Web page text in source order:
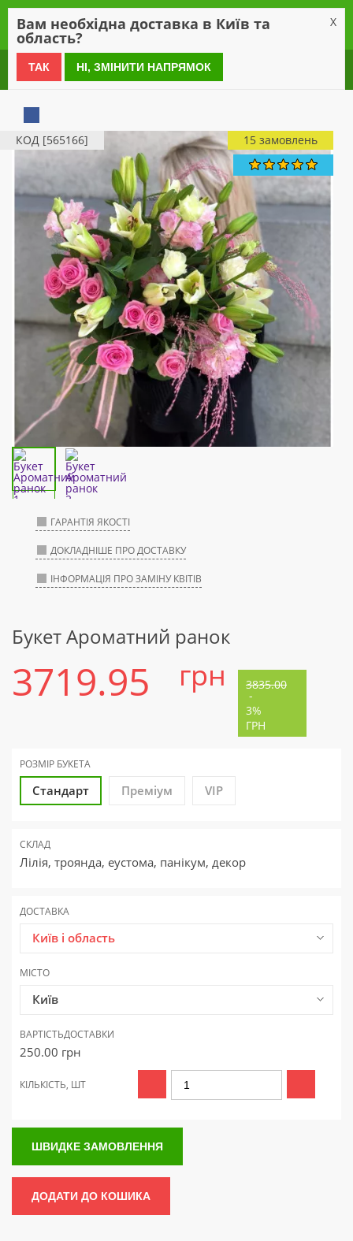
0 800 21 54 55
КОД [565166] 15 замовлень
ГАРАНТІЯ ЯКОСТІ
ДОКЛАДНІШЕ ПРО ДОСТАВКУ
ІНФОРМАЦІЯ ПРО ЗАМІНУ КВІТІВ
Букет Ароматний ранок
3719.95 грн 3835.00
-
3%
ГРН
РОЗМІР БУКЕТА
Стандарт Преміум VIP
СКЛАД
Лілія, троянда, еустома, панікум, декор
ДОСТАВКА
Київ і область
МІСТО
Київ
ВАРТІСТЬДОСТАВКИ
250.00 грн
КІЛЬКІСТЬ, ШТ
ШВИДКЕ ЗАМОВЛЕННЯ
ДОДАТИ ДО КОШИКА
Вам необхідна доставка в Київ та
область?
X
ТАК НІ, ЗМІНИТИ НАПРЯМОК